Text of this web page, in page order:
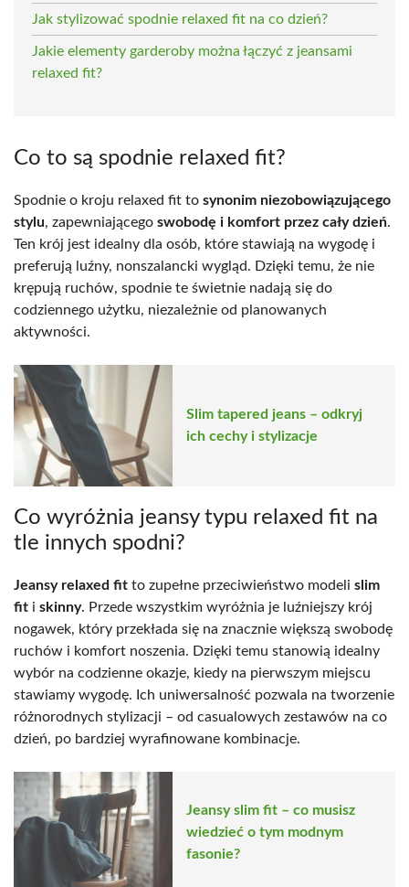
Jak stylizować spodnie relaxed fit na co dzień?
Jakie elementy garderoby można łączyć z jeansami
relaxed fit?
Co to są spodnie relaxed fit?
Spodnie o kroju relaxed fit to synonim niezobowiązującego
stylu, zapewniającego swobodę i komfort przez cały dzień.
Ten krój jest idealny dla osób, które stawiają na wygodę i
preferują luźny, nonszalancki wygląd. Dzięki temu, że nie
krępują ruchów, spodnie te świetnie nadają się do
codziennego użytku, niezależnie od planowanych
aktywności.
Slim tapered jeans – odkryj
ich cechy i stylizacje
Co wyróżnia jeansy typu relaxed fit na
tle innych spodni?
Jeansy relaxed fit to zupełne przeciwieństwo modeli slim
fit i skinny. Przede wszystkim wyróżnia je luźniejszy krój
nogawek, który przekłada się na znacznie większą swobodę
ruchów i komfort noszenia. Dzięki temu stanowią idealny
wybór na codzienne okazje, kiedy na pierwszym miejscu
stawiamy wygodę. Ich uniwersalność pozwala na tworzenie
różnorodnych stylizacji – od casualowych zestawów na co
dzień, po bardziej wyrafinowane kombinacje.
Jeansy slim fit – co musisz
wiedzieć o tym modnym
fasonie?